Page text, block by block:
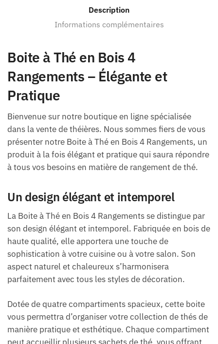
Description
Informations complémentaires
Boite à Thé en Bois 4
Rangements – Élégante et
Pratique
Bienvenue sur notre boutique en ligne spécialisée
dans la vente de théières. Nous sommes fiers de vous
présenter notre Boite à Thé en Bois 4 Rangements, un
produit à la fois élégant et pratique qui saura répondre
à tous vos besoins en matière de rangement de thé.
Un design élégant et intemporel
La Boite à Thé en Bois 4 Rangements se distingue par
son design élégant et intemporel. Fabriquée en bois de
haute qualité, elle apportera une touche de
sophistication à votre cuisine ou à votre salon. Son
aspect naturel et chaleureux s’harmonisera
parfaitement avec tous les styles de décoration.
Dotée de quatre compartiments spacieux, cette boite
vous permettra d’organiser votre collection de thés de
manière pratique et esthétique. Chaque compartiment
peut accueillir plusieurs sachets de thé, vous offrant